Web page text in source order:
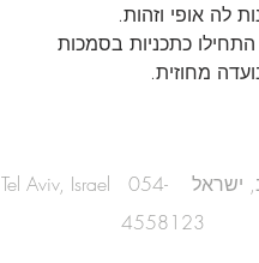
לה אופי וזהות.
כתכניות בסמכות
מחוזית.
Tel Aviv, Israel תל אביב, ישראל 054-
4558123